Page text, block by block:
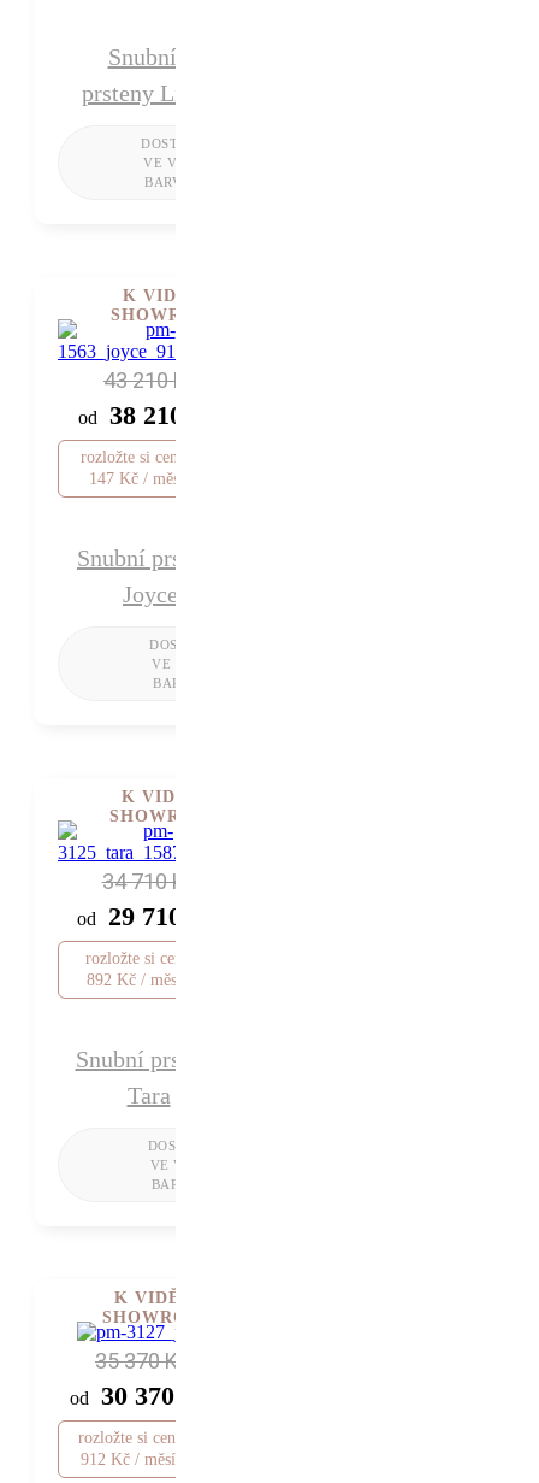
Snubní
prsteny Lisa
43 210 Kč
od 38 210 Kč
rozložte si cenu od 1
147 Kč / měsíc
Snubní prsteny
Joyce
K VIDĚNÍ V
SHOWROOMU
34 710 Kč
od 29 710 Kč
rozložte si cenu od
892 Kč / měsíc
Snubní prsteny
Tara
K VIDĚNÍ V
SHOWROOMU
35 370 Kč
od 30 370 Kč
rozložte si cenu od
912 Kč / měsíc
K VIDĚNÍ V
SHOWROOMU